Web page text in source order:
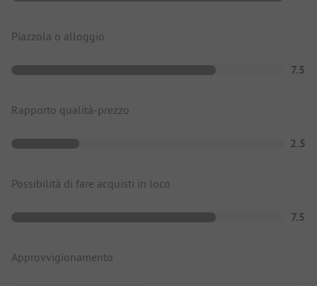
Piazzola o alloggio
7.5
Rapporto qualità-prezzo
2.5
Possibilità di fare acquisti in loco
7.5
Approvvigionamento